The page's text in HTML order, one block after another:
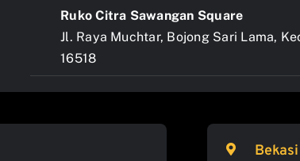
Ruko Citra Sawangan Square
Jl. Raya Muchtar, Bojong Sari Lama,
16518
Bekasi